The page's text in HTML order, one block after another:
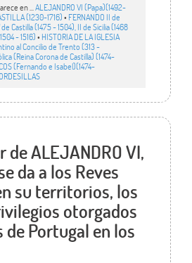
en ... ALEJANDRO VI (Papa)(1492-
(1230-1716)• FERNANDO II de
Castilla (1475 - 1504), II de Sicilia (1468
- 1516)• HISTORIA DE LA IGLESIA
al Concilio de Trento (313 -
(Reina Corona de Castilla) (1474-
(Fernando e Isabel)(1474-
de ALEJANDRO VI,
da a los Reves
su territorios, los
otorgados
de Portugal en los